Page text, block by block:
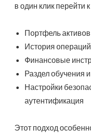
в один клик
Портфель активов
История операций
Финансовые
Раздел обучения
Настройки
аутентификация
Этот подход